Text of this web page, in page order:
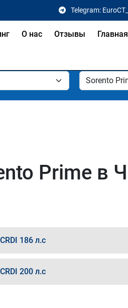
Telegram:
О нас Отзывы Главная
Prime в
186 л.с
200 л.с